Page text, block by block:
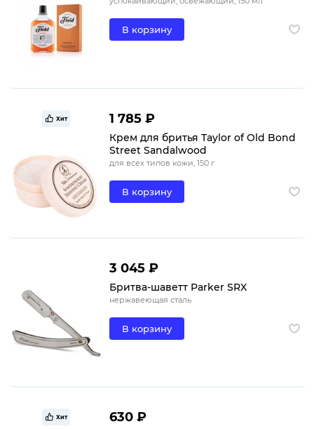
В корзину
Хит 1 785 ₽
Крем для бритья Taylor of Old Bond
Street Sandalwood
для всех типов кожи, 150 г
В корзину
3 045 ₽
Бритва-шаветт Parker SRX
нержавеющая сталь
В корзину
Хит 630 ₽